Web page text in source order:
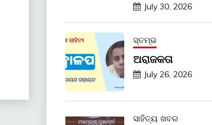
July 30, 2026
ସ୍ତମ୍ଭ
ଅରାଜକତା
July 26, 2026
ସାହିତ୍ୟ ଖବର